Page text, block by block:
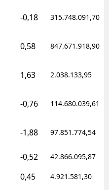
-0,18 315.748.091,70
0,58 847.671.918,90
1,63 2.038.133,95
-0,76 114.680.039,61
-1,88 97.851.774,54
-0,52 42.866.095,87
0,45 4.921.581,30